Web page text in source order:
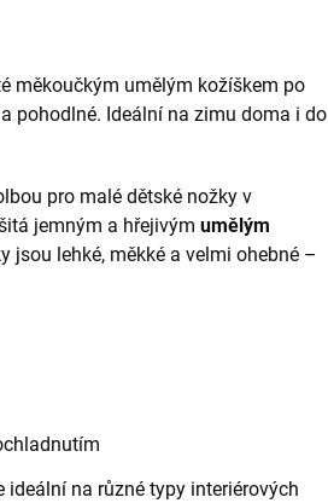
měkoučkým umělým kožíškem po
pohodlné. Ideální na zimu doma i do
pro malé dětské nožky v
jemným a hřejivým umělým
jsou lehké, měkké a velmi ohebné –
ideální na různé typy interiérových